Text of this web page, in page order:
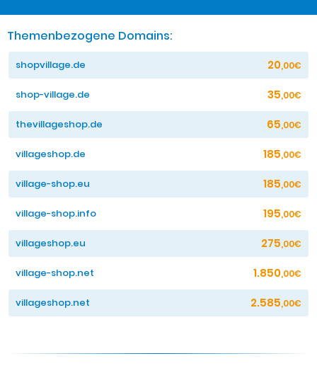
Themenbezogene Domains:
shopvillage.de 20,00€
shop-village.de 35,00€
thevillageshop.de 65,00€
villageshop.de 185,00€
village-shop.eu 185,00€
village-shop.info 195,00€
villageshop.eu 275,00€
village-shop.net 1.850,00€
villageshop.net 2.585,00€